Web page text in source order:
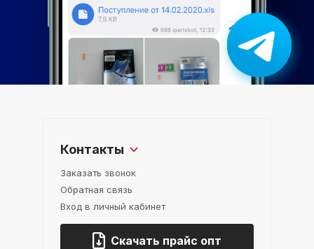
Контакты
Заказать звонок
Обратная связь
Вход в личный кабинет
Скачать прайс опт